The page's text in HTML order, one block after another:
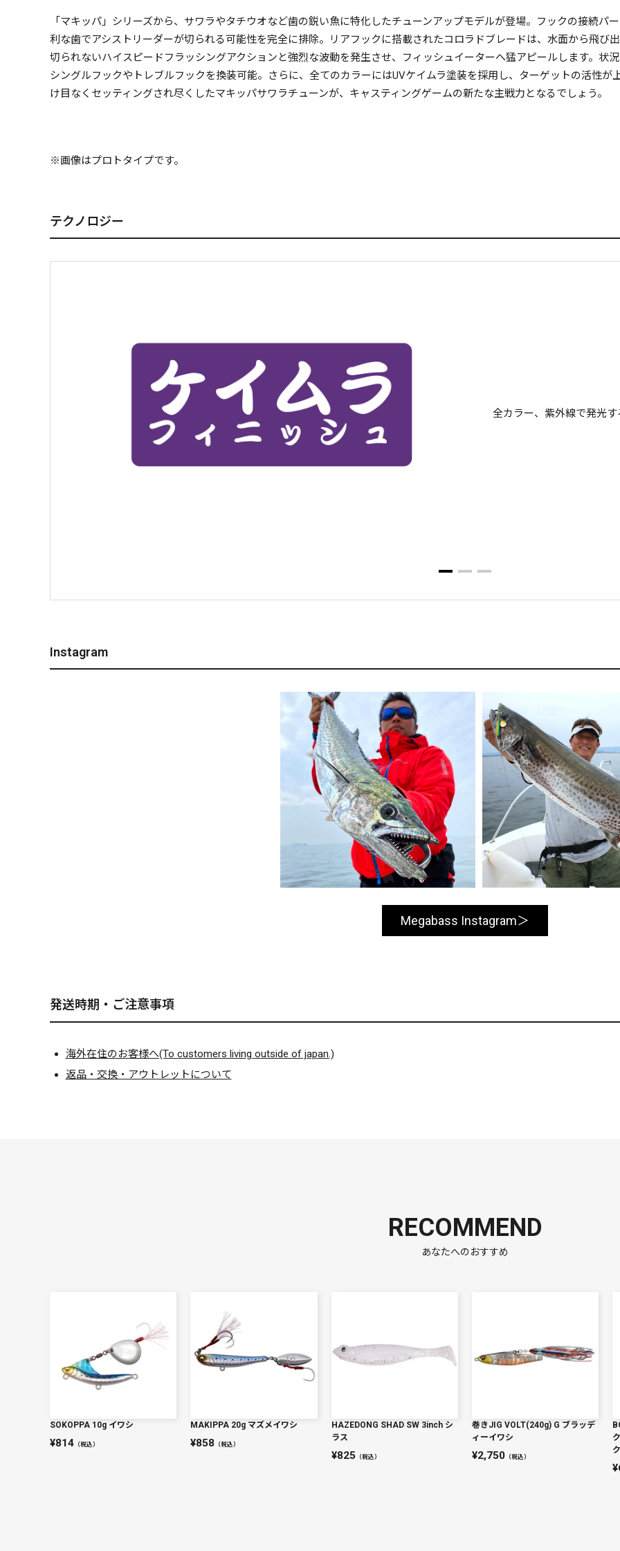
「マキッパ」シリーズから、サワラやタチウオなど歯の鋭い魚に特化したチューンアップモデルが登場。フックの接続パ
利な歯でアシストリーダーが切られる可能性を完全に排除。リアフックに搭載されたコロラドブレードは、水面から飛び
切られないハイスピードフラッシングアクションと強烈な波動を発生させ、フィッシュイーターへ猛アピールします。状
シングルフックやトレブルフックを換装可能。さらに、全てのカラーにはUVケイムラ塗装を採用し、ターゲットの活性
け目なくセッティングされ尽くしたマキッパサワラチューンが、キャスティングゲームの新たな主戦力となるでしょう。
※画像はプロトタイプです。
テクノロジー
全カラー、紫外線で発光
Instagram
Megabass Instagram
発送時期・ご注意事項
海外在住のお客様へ(To customers living outside of japan.)
返品・交換・アウトレットについて
RECOMMEND
あなたへのおすすめ
SOKOPPA 10g イワシ
814 （税込）
MAKIPPA 20g マズメイワシ
858 （税込）
HAZEDONG SHAD SW 3inch シ
ラス
825（税込）
巻きJIG VOLT(240g) G ブラッデ
ィーイワシ
2,750（税込）
ク